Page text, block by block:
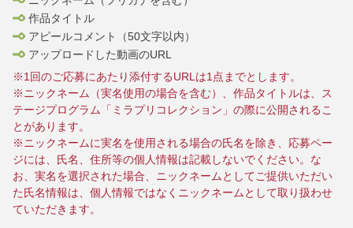
作品タイトル
アピールコメント（50文字以内）
アップロードした動画のURL
※1回のご応募にあたり添付するURLは1点までとします。
※ニックネーム（実名使用の場合を含む）、作品タイトルは、ス
テージプログラム「ミラプリコレクション」の際に公開されるこ
とがあります。
※ニックネームに実名を使用される場合の氏名を除き、応募ペー
ジには、氏名、住所等の個人情報は記載しないでください。な
お、実名を選択された場合、ニックネームとしてご提供いただい
た氏名情報は、個人情報ではなくニックネームとして取り扱わせ
ていただきます。